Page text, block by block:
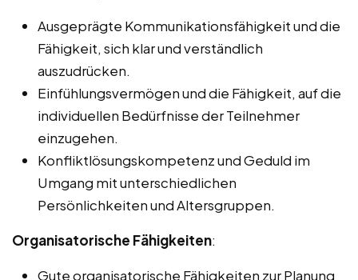
Ausgeprägte Kommunikationsfähigkeit und die
Fähigkeit, sich klar und verständlich
auszudrücken.
Einfühlungsvermögen und die Fähigkeit, auf die
individuellen Bedürfnisse der Teilnehmer
einzugehen.
Konfliktlösungskompetenz und Geduld im
Umgang mit unterschiedlichen
Persönlichkeiten und Altersgruppen.
Organisatorische Fähigkeiten:
Gute organisatorische Fähigkeiten zur Planung